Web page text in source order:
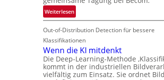
e
i
t
e
n
V
I
S
N
T
e
T
o
u
r
e
n
a
u
Weiterlesen:
T
a
g
u
n
g
z
Out-of-Distribution Detection für bessere
Klassifikationen
Wenn die KI mitdenkt
Die Deep-Learning-Methode
kommt in der industriellen
vielfältig zum Einsatz. Sie ordnet